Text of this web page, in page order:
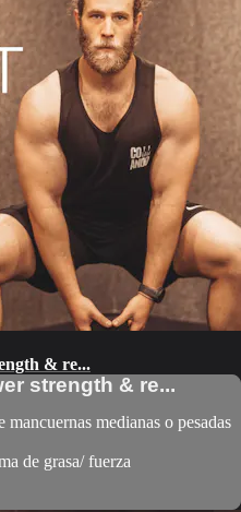
& re...
strength & re...
medianas o pesadas
de grasa/ fuerza